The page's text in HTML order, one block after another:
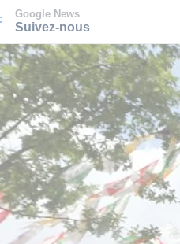
Google News
Suivez-nous